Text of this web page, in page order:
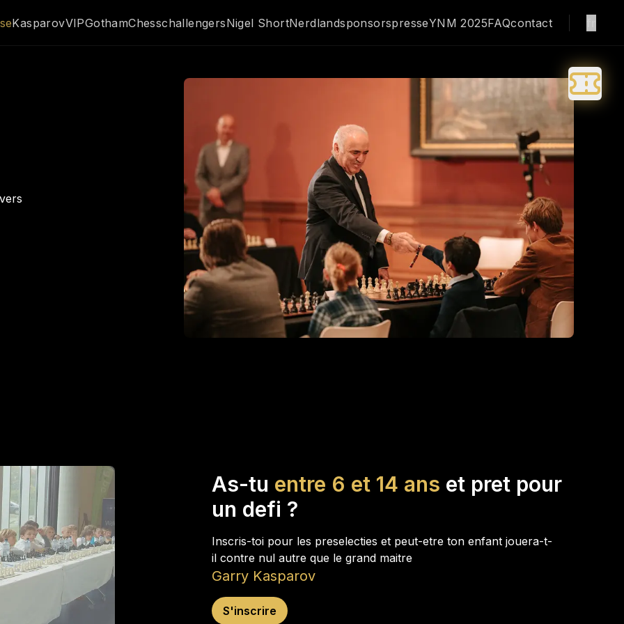
KasparovVIPGothamChesschallengersNigel ShortNerdlandsponsorspresseYNM 2025FAQcontact
As-tu entre 6 et 14 ans et pret pour
un defi ?
Inscris-toi pour les preselecties et peut-etre ton enfant jouera-t-
il contre nul autre que le grand maitre
Garry Kasparov
S'inscrire